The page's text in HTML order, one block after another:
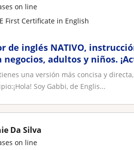
on line
First Certificate in English
de inglés NATIVO,
negocios, adultos y niños.
para mudarme a
una versión más concisa y
Soy Gabbi, de Englis...
Da Silva
on line